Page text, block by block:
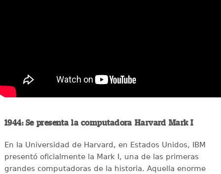
1944: Se presenta la computadora Harvard Mark I
En la Universidad de Harvard, en Estados Unidos, IBM
presentó oficialmente la Mark I, una de las primeras
grandes computadoras de la historia. Aquella enorme